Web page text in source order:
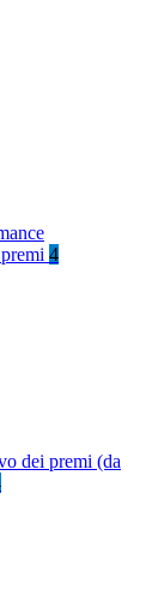
4
dei premi (da